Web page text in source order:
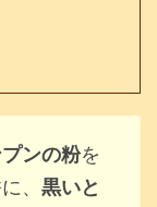
ンの粉を
、 黒いと